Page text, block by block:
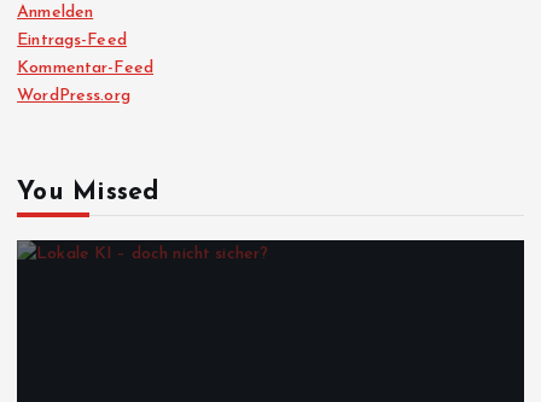
Anmelden
Eintrags-Feed
Kommentar-Feed
WordPress.org
You Missed